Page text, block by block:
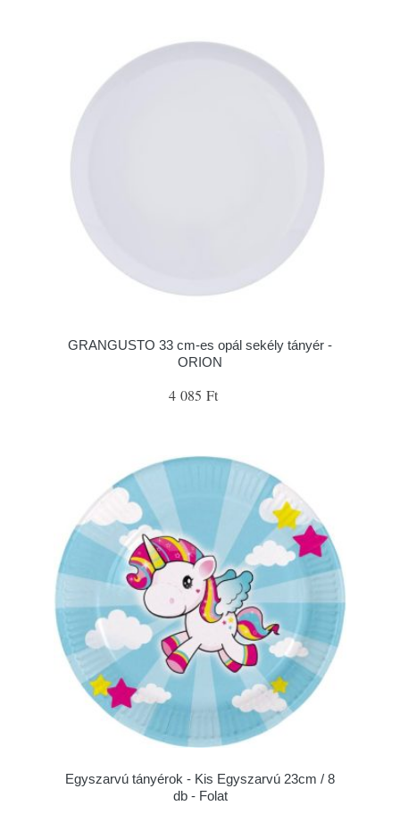
GRANGUSTO 33 cm-es opál sekély tányér -
ORION
4 085 Ft
Egyszarvú tányérok - Kis Egyszarvú 23cm / 8
db - Folat